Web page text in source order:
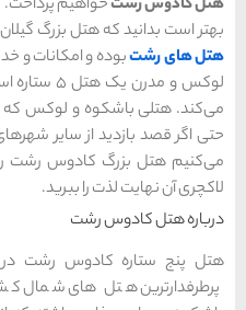
کادوس یکی از معروف‌ترین
اقامت دارد. این اقامتگاه
است که در بلوار منظریه رشت خودنمایی
و مسافران عزیز است.
را داشته باشید، پیشنهاد
انتخاب کنید و از امکانات
هتل پنج ستاره کادوس رشت در سال ۱۳۶۲ افتتاح گردیده و یکی از
می‌آید. این هتل مجلل و